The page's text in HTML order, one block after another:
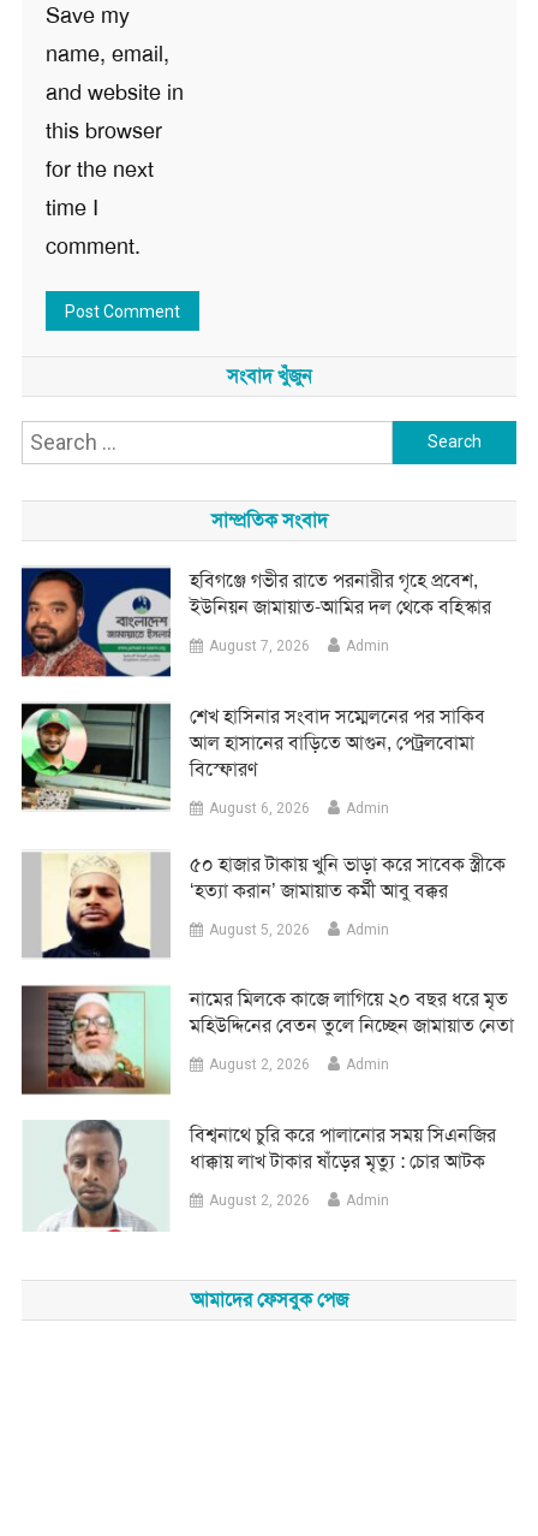
Save my
name, email,
and website in
this browser
for the next
time I
comment.
সংবাদ খুঁজুন
Search
সাম্প্রতিক সংবাদ
হবিগঞ্জে গভীর রাতে পরনারীর গৃহে প্রবেশ,
ইউনিয়ন জামায়াত-আমির দল থেকে বহিস্কার
August 7, 2026 Admin
শেখ হাসিনার সংবাদ সম্মেলনের পর সাকিব
আল হাসানের বাড়িতে আগুন, পেট্রলবোমা
বিস্ফোরণ
August 6, 2026 Admin
৫০ হাজার টাকায় খুনি ভাড়া করে সাবেক স্ত্রীকে
‘হত্যা করান’ জামায়াত কর্মী আবু বক্কর
August 5, 2026 Admin
নামের মিলকে কাজে লাগিয়ে ২০ বছর ধরে মৃত
মহিউদ্দিনের বেতন তুলে নিচ্ছেন জামায়াত নেতা
August 2, 2026 Admin
‎বিশ্বনাথে চুরি করে পালানোর সময় সিএনজির
ধাক্কায় লাখ টাকার ষাঁড়ের মৃত্যু : চোর আটক
August 2, 2026 Admin
আমাদের ফেসবুক পেজ